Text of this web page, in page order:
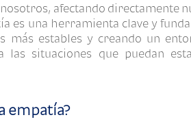
afectando directamente
es una herramienta clave y
más estables y creando un
situaciones que puedan
empatía?